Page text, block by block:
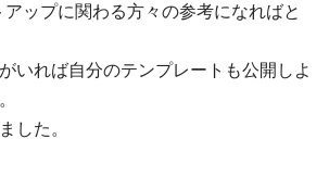
ップに関わる方々の参考になればと
いれば自分のテンプレートも公開しよ
した。